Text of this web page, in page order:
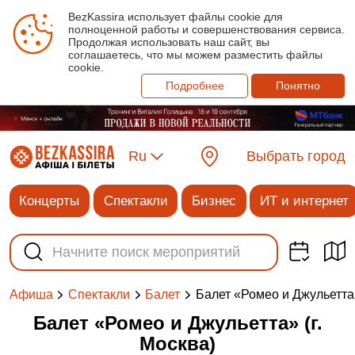
BezKassira использует файлы cookie для
полноценной работы и совершенствования сервиса.
Продолжая использовать наш сайт, вы
соглашаетесь, что мы можем разместить файлы
cookie.
Подробнее
Понятно
Ru Выбрать город
Концерты Спектакли Бизнес ИТ и интернет
Афиша Спектакли Балет Балет «Ромео и
Балет «Ромео и Джульетта» (г.
Москва)